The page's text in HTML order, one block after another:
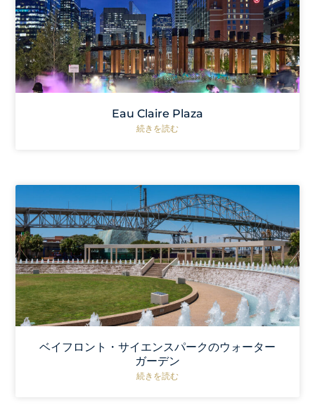
Eau Claire Plaza
続きを読む
ベイフロント・サイエンスパークのウォーター
ガーデン
続きを読む